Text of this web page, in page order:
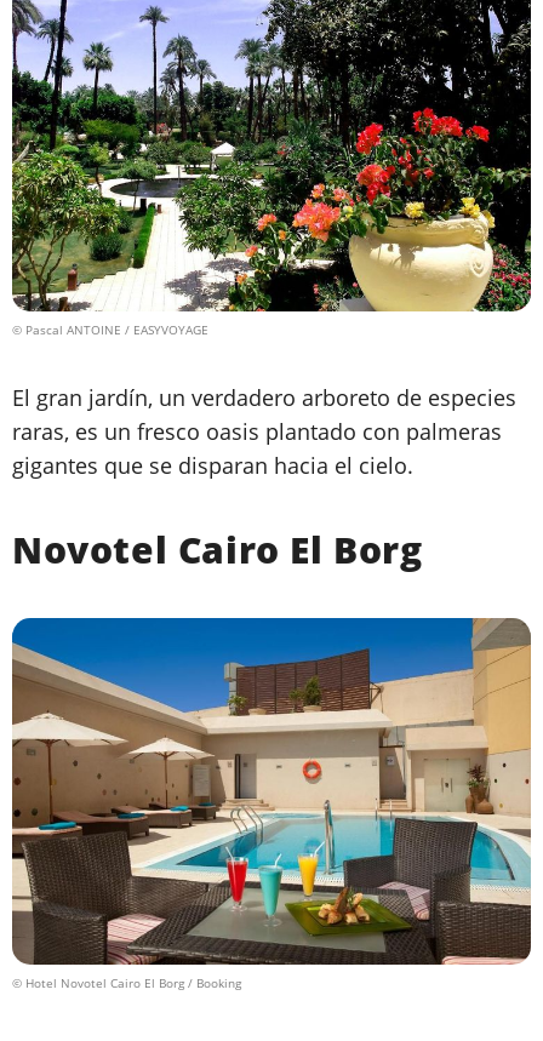
© Pascal ANTOINE / EASYVOYAGE
El gran jardín, un verdadero arboreto de especies
raras, es un fresco oasis plantado con palmeras
gigantes que se disparan hacia el cielo.
Novotel Cairo El Borg
© Hotel Novotel Cairo El Borg / Booking